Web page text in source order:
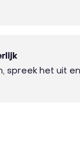
spreek het uit